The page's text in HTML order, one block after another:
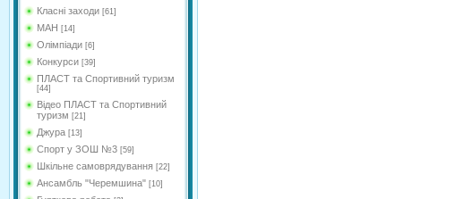
Класні заходи [61]
МАН [14]
Олімпіади [6]
Конкурси [39]
ПЛАСТ та Спортивний туризм
[44]
Відео ПЛАСТ та Спортивний
туризм [21]
Джура [13]
Спорт у ЗОШ №3 [59]
Шкільне самоврядування [22]
Ансамбль "Черемшина" [10]